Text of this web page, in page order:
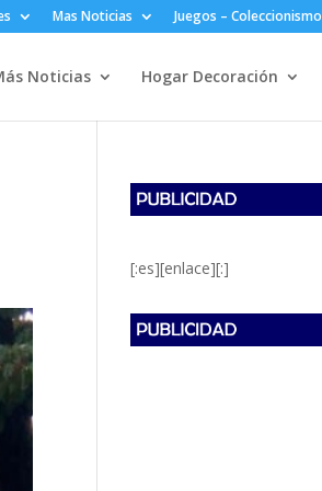
Mas Noticias Juegos – Coleccionismo
Noticias Hogar Decoración
[:es][enlace][:]